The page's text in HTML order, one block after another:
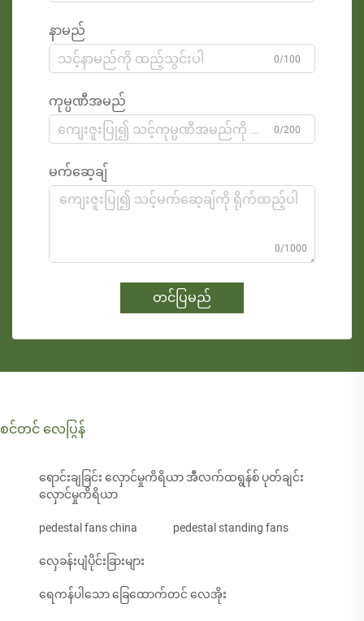
နာမည်
0/100
ကုမ္ပဏီအမည်
0/200
မက်ဆေ့ချ်
0/1000
တင်ပြမည်
စင်တင် လေပြွန်
ရောင်းချခြင်း လှောင်မှုကိရိယာ အီလက်ထရွန်စ် ပုတ်ချင်း
လှောင်မှုကိရိယာ
pedestal fans china pedestal standing fans
လှေခန်းပျံပိုင်းခြားများ
ရေကန်ပါသော ခြေထောက်တင် လေအိုး